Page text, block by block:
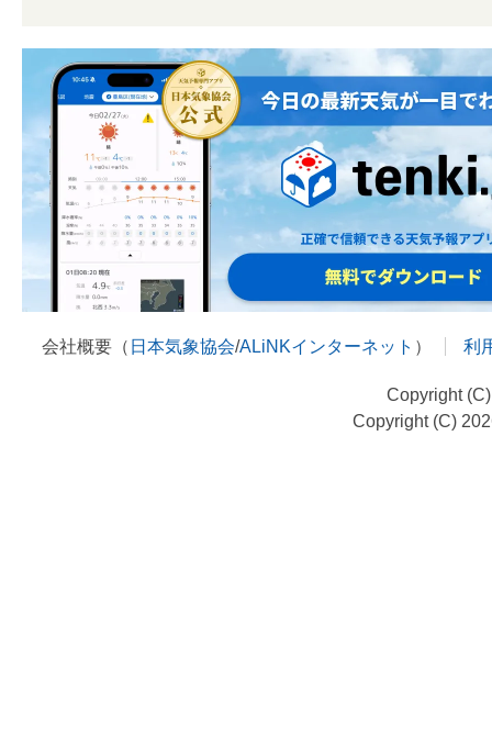
会社概要（ 日本気象協会/ALiNKインターネット ） 利
Copyright
Copyright (C)